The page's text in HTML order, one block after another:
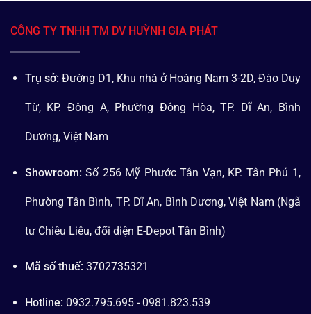
CÔNG TY TNHH TM DV HUỲNH GIA PHÁT
Trụ sở: Đường D1, Khu nhà ở Hoàng Nam 3-2D, Đào Duy
Từ, KP. Đông A, Phường Đông Hòa, TP. Dĩ An, Bình
Dương, Việt Nam
Showroom: Số 256 Mỹ Phước Tân Vạn, KP. Tân Phú 1,
Phường Tân Bình, TP. Dĩ An, Bình Dương, Việt Nam (Ngã
tư Chiêu Liêu, đối diện E-Depot Tân Bình)
Mã số thuế: 3702735321
Hotline: 0932.795.695 - 0981.823.539